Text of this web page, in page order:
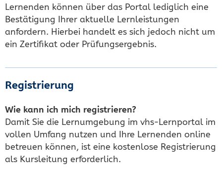
Lernenden können über das Portal lediglich eine
Bestätigung Ihrer aktuelle Lernleistungen
anfordern. Hierbei handelt es sich jedoch nicht um
ein Zertifikat oder Prüfungsergebnis.
Registrierung
Wie kann ich mich registrieren?
Damit Sie die Lernumgebung im vhs-Lernportal im
vollen Umfang nutzen und Ihre Lernenden online
betreuen können, ist eine kostenlose Registrierung
als Kursleitung erforderlich.